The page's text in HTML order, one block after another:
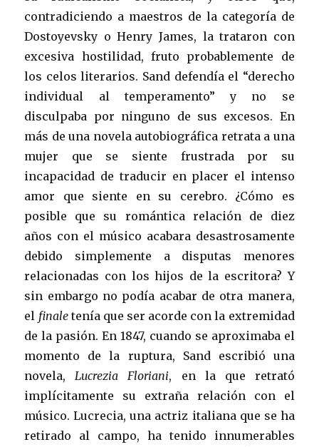
contradiciendo a maestros de la categoría de
Dostoyevsky o Henry James, la trataron con
excesiva hostilidad, fruto probablemente de
los celos literarios. Sand defendía el “derecho
individual al temperamento” y no se
disculpaba por ninguno de sus excesos. En
más de una novela autobiográfica retrata a una
mujer que se siente frustrada por su
incapacidad de traducir en placer el intenso
amor que siente en su cerebro. ¿Cómo es
posible que su romántica relación de diez
años con el músico acabara desastrosamente
debido simplemente a disputas menores
relacionadas con los hijos de la escritora? Y
sin embargo no podía acabar de otra manera,
el finaletenía que ser acorde con la extremidad
de la pasión. En 1847, cuando se aproximaba el
momento de la ruptura, Sand escribió una
novela, Lucrezia Floriani, en la que retrató
implícitamente su extraña relación con el
músico. Lucrecia, una actriz italiana que se ha
retirado al campo, ha tenido innumerables